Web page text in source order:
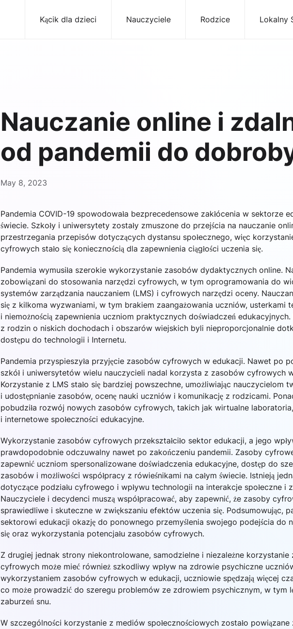
Kącik dla dzieci Nauczyciele Rodzice Lokalny
Nauczanie online i
od pandemii do
May 8, 2023
Pandemia COVID-19 spowodowała bezprecedensowe zakłócenia w sektorze
świecie. Szkoły i uniwersytety zostały zmuszone do przejścia na nauczanie
przestrzegania przepisów dotyczących dystansu społecznego, więc
cyfrowych stało się koniecznością dla zapewnienia ciągłości uczenia się.
Pandemia wymusiła szerokie wykorzystanie zasobów dydaktycznych online.
zobowiązani do stosowania narzędzi cyfrowych, w tym oprogramowania do
systemów zarządzania nauczaniem (LMS) i cyfrowych narzędzi oceny.
się z kilkoma wyzwaniami, w tym brakiem zaangażowania uczniów, usterkami
i niemożnością zapewnienia uczniom praktycznych doświadczeń
z rodzin o niskich dochodach i obszarów wiejskich byli nieproporcjonalnie
dostępu do technologii i Internetu.
Pandemia przyspieszyła przyjęcie zasobów cyfrowych w edukacji. Nawet po
szkół i uniwersytetów wielu nauczycieli nadal korzysta z zasobów cyfrowych
Korzystanie z LMS stało się bardziej powszechne, umożliwiając nauczycielom
i udostępnianie zasobów, ocenę nauki uczniów i komunikację z rodzicami.
pobudziła rozwój nowych zasobów cyfrowych, takich jak wirtualne
i internetowe społeczności edukacyjne.
Wykorzystanie zasobów cyfrowych przekształciło sektor edukacji, a jego
prawdopodobnie odczuwalny nawet po zakończeniu pandemii. Zasoby
zapewnić uczniom spersonalizowane doświadczenia edukacyjne, dostęp do
zasobów i możliwości współpracy z rówieśnikami na całym świecie. Istnieją
dotyczące podziału cyfrowego i wpływu technologii na interakcje społeczne i
Nauczyciele i decydenci muszą współpracować, aby zapewnić, że zasoby
sprawiedliwe i skuteczne w zwiększaniu efektów uczenia się. Podsumowując,
sektorowi edukacji okazję do ponownego przemyślenia swojego podejścia do
się oraz wykorzystania potencjału zasobów cyfrowych.
Z drugiej jednak strony niekontrolowane, samodzielne i niezależne korzystanie
cyfrowych może mieć również szkodliwy wpływ na zdrowie psychiczne
wykorzystaniem zasobów cyfrowych w edukacji, uczniowie spędzają więcej
co może prowadzić do szeregu problemów ze zdrowiem psychicznym, w tym
zaburzeń snu.
W szczególności korzystanie z mediów społecznościowych zostało